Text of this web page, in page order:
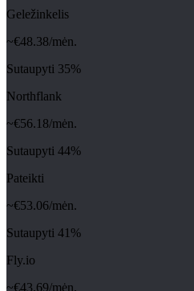
Geležinkelis
~€48.38/mėn.
Sutaupyti 35%
Northflank
~€56.18/mėn.
Sutaupyti 44%
Pateikti
~€53.06/mėn.
Sutaupyti 41 %
Fly.io
~€43.69/mėn.